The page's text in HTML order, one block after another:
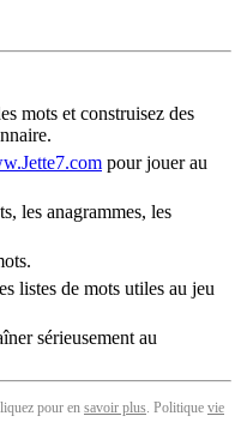
mots et construisez des
pour jouer au
les anagrammes, les
listes de mots utiles au jeu
sérieusement au
pour en savoir plus. Politique vie